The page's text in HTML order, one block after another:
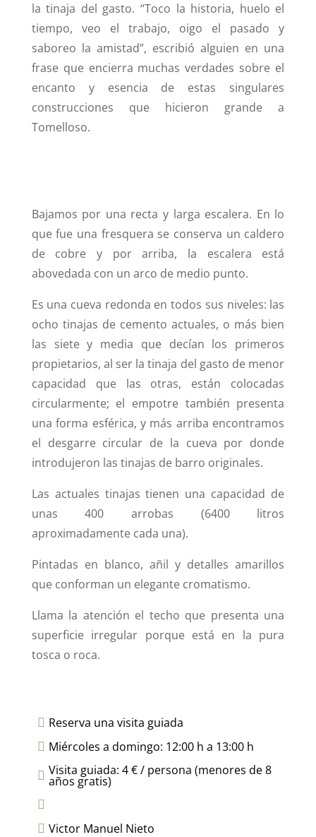
la tinaja del gasto. “Toco la historia, huelo el
tiempo, veo el trabajo, oigo el pasado y
saboreo la amistad”, escribió alguien en una
frase que encierra muchas verdades sobre el
encanto y esencia de estas singulares
construcciones que hicieron grande a
Tomelloso.
Bajamos por una recta y larga escalera. En lo
que fue una fresquera se conserva un caldero
de cobre y por arriba, la escalera está
abovedada con un arco de medio punto.
Es una cueva redonda en todos sus niveles: las
ocho tinajas de cemento actuales, o más bien
las siete y media que decían los primeros
propietarios, al ser la tinaja del gasto de menor
capacidad que las otras, están colocadas
circularmente; el empotre también presenta
una forma esférica, y más arriba encontramos
el desgarre circular de la cueva por donde
introdujeron las tinajas de barro originales.
Las actuales tinajas tienen una capacidad de
unas 400 arrobas (6400 litros
aproximadamente cada una).
Pintadas en blanco, añil y detalles amarillos
que conforman un elegante cromatismo.
Llama la atención el techo que presenta una
superficie irregular porque está en la pura
tosca o roca.
 Reserva una visita guiada
 Miércoles a domingo: 12:00 h a 13:00 h
 Visita guiada: 4 € / persona (menores de 8
años gratis)

 Victor Manuel Nieto